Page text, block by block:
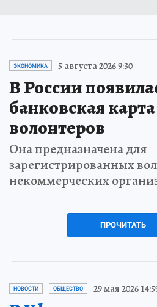
ЭКОНОМИКА 5 августа 2026 9:30
В России
банковская
волонтеров
Она предназначена для
зарегистрированных
некоммерческих
ПРОЧИТАТЬ
НОВОСТИ ОБЩЕСТВО 29 мая 2026